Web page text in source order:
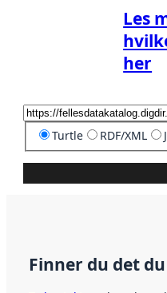
Les
her
Turtle RDF/XML
Finner du det